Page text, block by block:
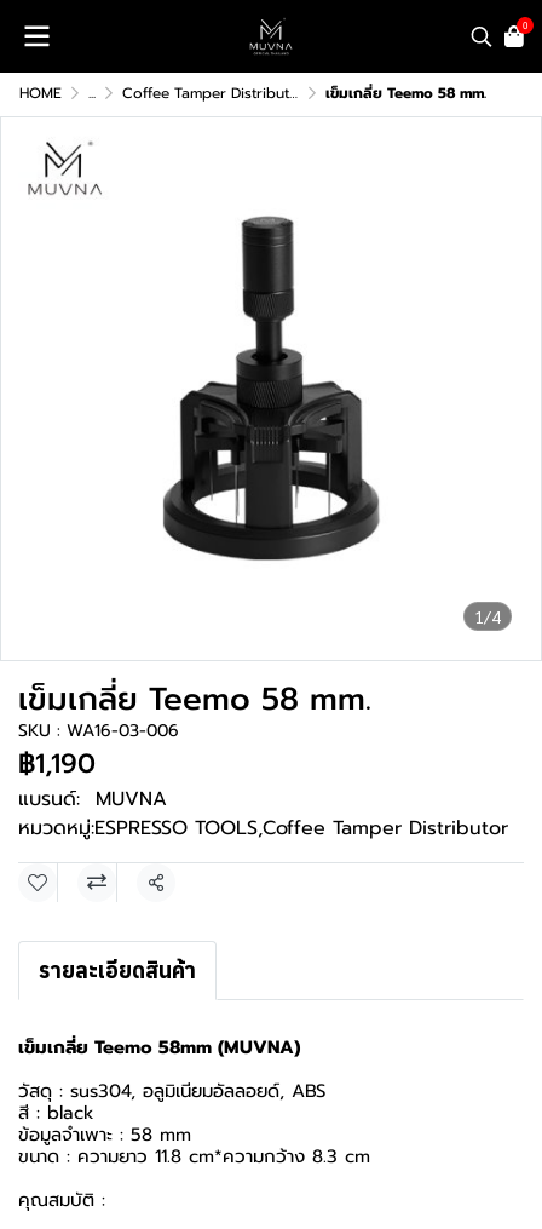
0
HOME ... Coffee Tamper Distributor เข็มเกลี่ย Teemo 58 mm.
1/4
เข็มเกลี่ย Teemo 58 mm.
SKU : WA16-03-006
฿1,190
แบรนด์: MUVNA
หมวดหมู่:ESPRESSO TOOLS,Coffee Tamper Distributor
แชร์
รายละเอียดสินค้า
เข็มเกลี่ย Teemo 58mm (MUVNA)
วัสดุ : sus304, อลูมิเนียมอัลลอยด์, ABS
สี : black
ข้อมูลจำเพาะ : 58 mm
ขนาด : ความยาว 11.8 cm*ความกว้าง 8.3 cm
คุณสมบัติ :